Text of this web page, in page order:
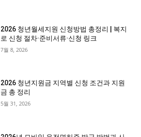
2026 청년월세지원 신청방법 총정리 | 복지
로 신청 절차·준비서류·신청 링크
7월 8, 2026
2026 청년지원금 지역별 신청 조건과 지원
금 총 정리
5월 31, 2026